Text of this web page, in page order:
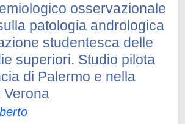
osservazionale
patologia andrologica
studentesca delle
superiori. Studio pilota
di Palermo e nella
Verona